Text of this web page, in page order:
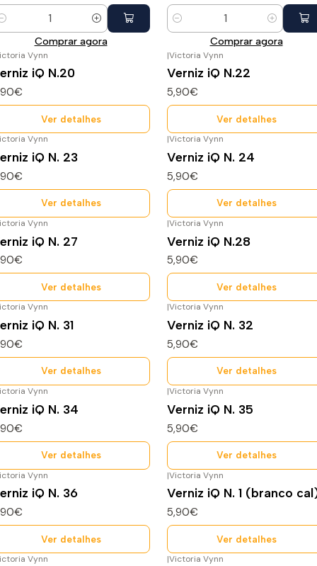
Comprar agora
Quantidade
Comprar agora
Vynn
iQ N.20
Ver detalhes
|Victoria Vynn
Verniz iQ N.22
5,90€
Ver detalhes
Disponível
Vynn
iQ N. 23
Ver detalhes
Não Disponível
|Victoria Vynn
Verniz iQ N. 24
5,90€
Ver detalhes
Vynn
iQ N. 27
Ver detalhes
Não Disponível
|Victoria Vynn
Verniz iQ N.28
5,90€
Ver detalhes
Vynn
iQ N. 31
Ver detalhes
Não Disponível
|Victoria Vynn
Verniz iQ N. 32
5,90€
Ver detalhes
Disponível
Vynn
iQ N. 34
Ver detalhes
Não Disponível
|Victoria Vynn
Verniz iQ N. 35
5,90€
Ver detalhes
Disponível
Vynn
iQ N. 36
Ver detalhes
|Victoria Vynn
Verniz iQ N. 1 (branco
5,90€
Ver detalhes
Vynn |Victoria Vynn